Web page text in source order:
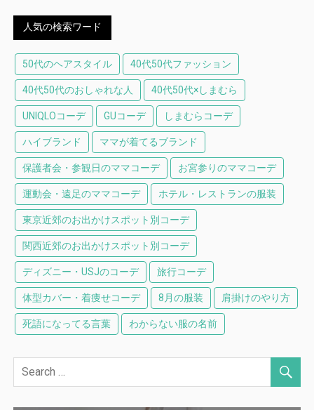
人気の検索ワード
50代のヘアスタイル 40代50代ファッション
40代50代のおしゃれな人 40代50代×しまむら
UNIQLOコーデ GUコーデ しまむらコーデ
ハイブランド ママが着てるブランド
保護者会・参観日のママコーデ お宮参りのママコーデ
運動会・遠足のママコーデ ホテル・レストランの服装
東京近郊のお出かけスポット別コーデ
関西近郊のお出かけスポット別コーデ
ディズニー・USJのコーデ 旅行コーデ
体型カバー・着痩せコーデ 8月の服装 肩掛けのやり方
死語になってる言葉 わからない服の名前